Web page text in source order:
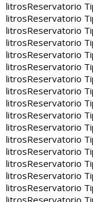
litrosReservatorio
litrosReservatorio
litrosReservatorio
litrosReservatorio
litrosReservatorio
litrosReservatorio
litrosReservatorio
litrosReservatorio
litrosReservatorio
litrosReservatorio
litrosReservatorio
litrosReservatorio
litrosReservatorio
litrosReservatorio
litrosReservatorio
litrosReservatorio